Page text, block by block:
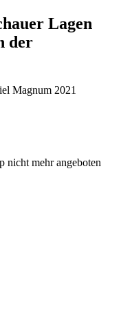
Lagen
der
Magnum 2021
nicht mehr angeboten